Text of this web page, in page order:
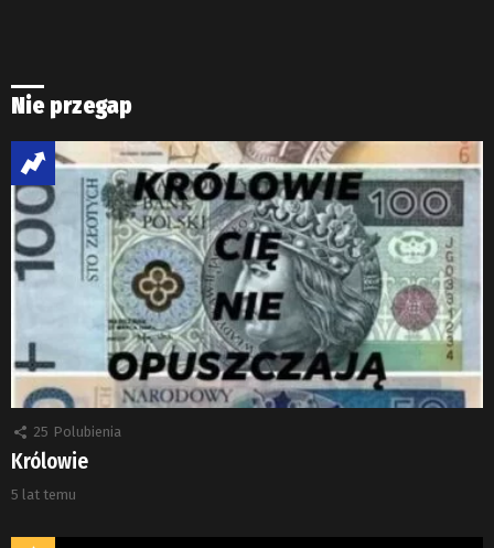
Nie przegap
25 Polubienia
Królowie
5 lat temu